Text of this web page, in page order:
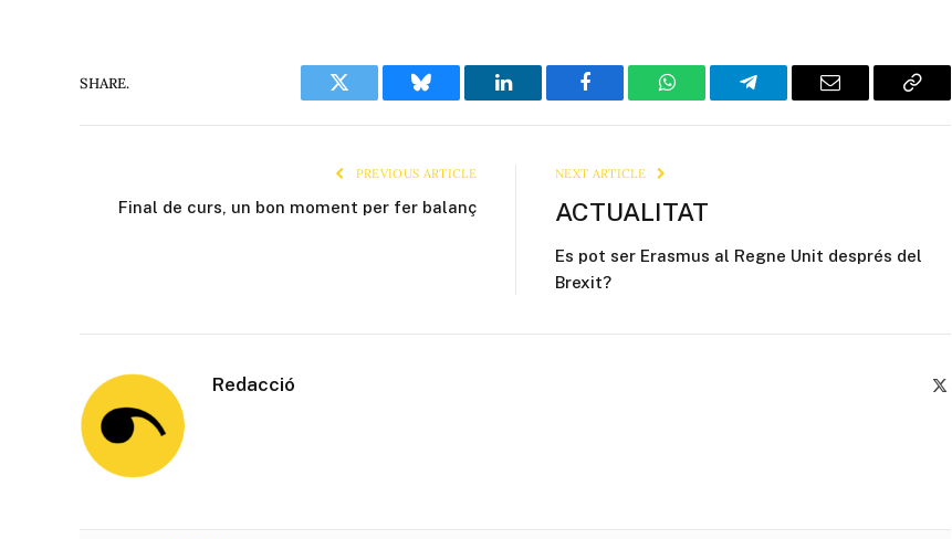
SHARE.
Twitter Bluesky LinkedIn Facebook WhatsAppTelegram Email
Copy
PREVIOUS ARTICLE
Final de curs, un bon moment per fer balanç
NEXT ARTICLE
ACTUALITAT
Es pot ser Erasmus al Regne Unit després del
Brexit?
Redacció